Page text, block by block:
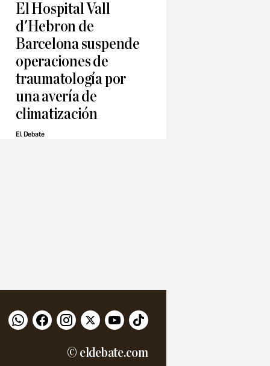
El Hospital Vall
d'Hebron de
Barcelona suspende
operaciones de
traumatología por
una avería de
climatización
El Debate
© eldebate.com